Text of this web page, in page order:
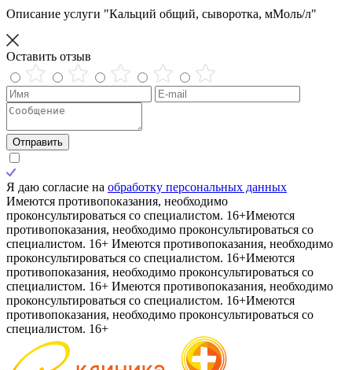
Описание услуги "Кальций общий, сыворотка, мМоль/л"
Оставить отзыв
Отправить
Я даю согласие на обработку персональных данных
Имеются противопоказания, необходимо
проконсультироваться со специалистом. 16+Имеются
противопоказания, необходимо проконсультироваться со
специалистом. 16+ Имеются противопоказания, необходимо
проконсультироваться со специалистом. 16+Имеются
противопоказания, необходимо проконсультироваться со
специалистом. 16+ Имеются противопоказания, необходимо
проконсультироваться со специалистом. 16+Имеются
противопоказания, необходимо проконсультироваться со
специалистом. 16+